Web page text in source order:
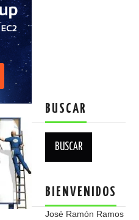
BUSCAR
BIENVENIDOS
José Ramón Ramos